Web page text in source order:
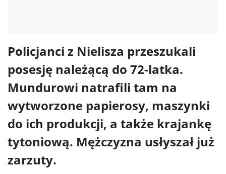
Policjanci z Nielisza przeszukali
posesję należącą do 72-latka.
Mundurowi natrafili tam na
wytworzone papierosy, maszynki
do ich produkcji, a także krajankę
tytoniową. Mężczyzna usłyszał już
zarzuty.